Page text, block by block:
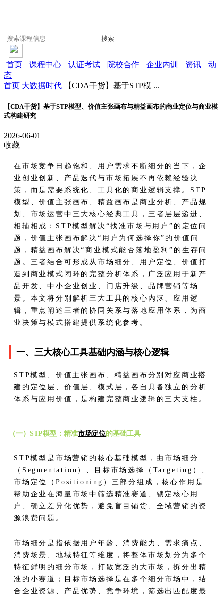
搜索
首页 课程中心 认证考试 院校合作 企业内训 资讯
动
态
首页 大数据时代 【CDA干货】基于STP模 ...
【CDA干货】基于STP模型、价值主张画布与精益画布的商业定位与商业模
式构建研究
2026-06-01
收藏
在市场竞争日趋饱和、用户需求不断细分的当下，企
业创业创新、产品迭代与市场拓展不再依赖经验决
策，而是需要系统化、工具化的商业逻辑支撑。STP
模型、价值主张画布、精益画布是商业分析 、产品规
划、市场运营中三大核心经典工具，三者层层递进、
相辅相成：STP模型解决“找准市场与用户”的定位问
题，价值主张画布解决“用户为何选择你”的价值问
题，精益画布解决“商业模式能否落地盈利”的生存问
题。三者结合可形成从市场细分、用户定位、价值打
造到商业模式闭环的完整分析体系，广泛应用于新产
品开发、中小企业创业、门店升级、品牌营销等场
景。本文将分别解析三大工具的核心内涵、应用逻
辑，重点阐述三者的协同关系与落地应用体系，为商
业决策与模式搭建提供系统化参考。
一、三大核心工具基础内涵与核心逻辑
STP模型、价值主张画布、精益画布分别对应商业搭
建的定位层、价值层、模式层，各自具备独立的分析
体系与应用价值，是构建完整商业逻辑的三大支柱。
（一）STP模型：精准市场定位的基础工具
STP模型是市场营销的核心基础模型，由市场细分
（Segmentation）、目标市场选择（Targeting）、
市场定位
（Positioning）三部分组成，核心作用是
帮助企业在海量市场中筛选精准赛道、锁定核心用
户、确立差异化优势，避免盲目铺货、全域营销的资
源浪费问题。
市场细分是指依据用户年龄、消费能力、需求痛点、
消费场景、地域 特征等维度，将整体市场划分为多个
特征 鲜明的细分市场，打散宽泛的大市场，拆分出精
准的小赛道；目标市场选择是在多个细分市场中，结
合企业资源、产品优势、竞争环境，筛选出匹配度最